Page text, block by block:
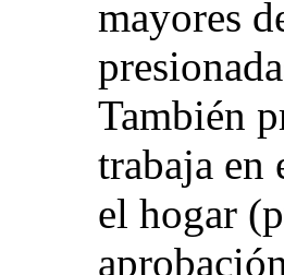
mayores
También
trabaja en
el hogar